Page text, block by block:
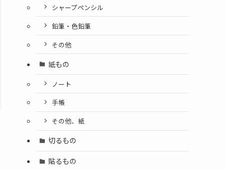
シャープペンシル
鉛筆・色鉛筆
その他
紙もの
ノート
手帳
その他、紙
切るもの
貼るもの